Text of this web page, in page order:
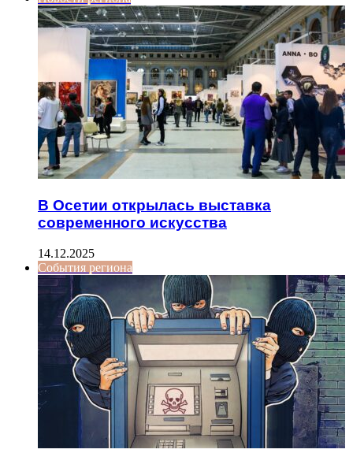
В Осетии открылась выставка
современного искусства
14.12.2025
События региона